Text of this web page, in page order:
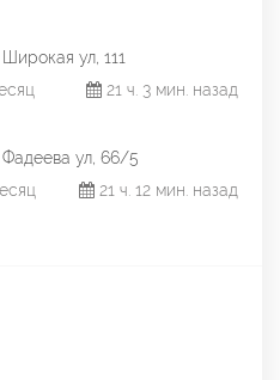
ул, 111
21 ч. 3 мин. назад
ул, 66/5
21 ч. 12 мин. назад